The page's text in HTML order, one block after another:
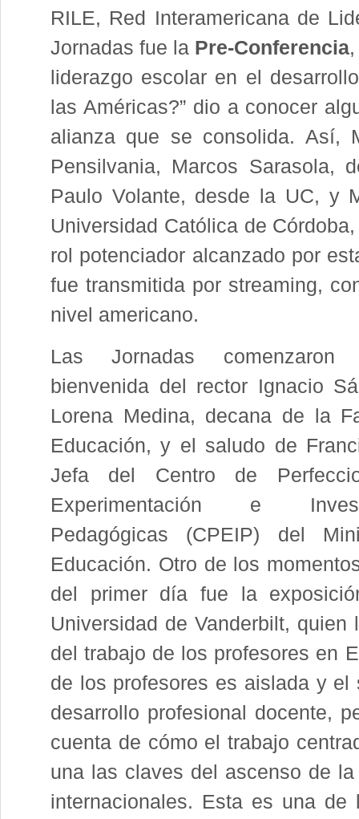
RILE, Red Interamericana de
Jornadas fue la Pre-Conferencia
liderazgo escolar en el
las Américas?” dio a conocer
alianza que se consolida. Así,
Pensilvania, Marcos Sarasola,
Paulo Volante, desde la UC, y
Universidad Católica de
rol potenciador alcanzado por
fue transmitida por streaming,
nivel americano.
Las Jornadas
bienvenida del rector Ignacio
Lorena Medina, decana de la
Educación, y el saludo de
Jefa del Centro de
Experimentación e
Pedagógicas (CPEIP) del
Educación. Otro de los
del primer día fue la
Universidad de Vanderbilt,
del trabajo de los profesores en
de los profesores es aislada y
desarrollo profesional docente,
cuenta de cómo el trabajo
una las claves del ascenso de
internacionales. Esta es una